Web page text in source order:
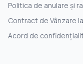
Politica de anulare și
Contract de Vânzare
Acord de